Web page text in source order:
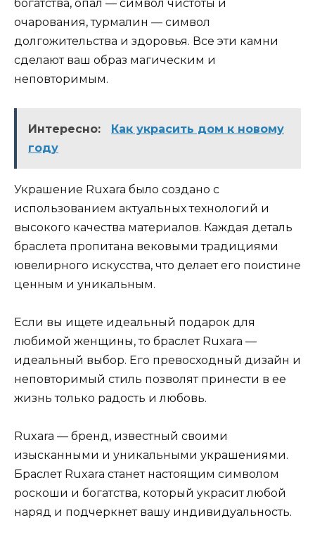
богатства, опал — символ чистоты и
очарования, турмалин — символ
долгожительства и здоровья. Все эти камни
сделают ваш образ магическим и
неповторимым.
Интересно:
Как украсить дом к новому
году
Украшение Ruxara было создано с
использованием актуальных технологий и
высокого качества материалов. Каждая деталь
браслета пропитана вековыми традициями
ювелирного искусства, что делает его поистине
ценным и уникальным.
Если вы ищете идеальный подарок для
любимой женщины, то браслет Ruxara —
идеальный выбор. Его превосходный дизайн и
неповторимый стиль позволят принести в ее
жизнь только радость и любовь.
Ruxara — бренд, известный своими
изысканными и уникальными украшениями.
Браслет Ruxara станет настоящим символом
роскоши и богатства, который украсит любой
наряд и подчеркнет вашу индивидуальность.